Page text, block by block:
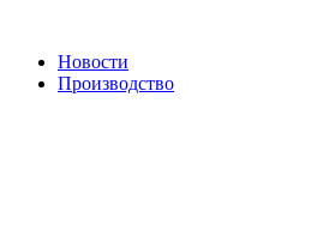
Новости
Производство